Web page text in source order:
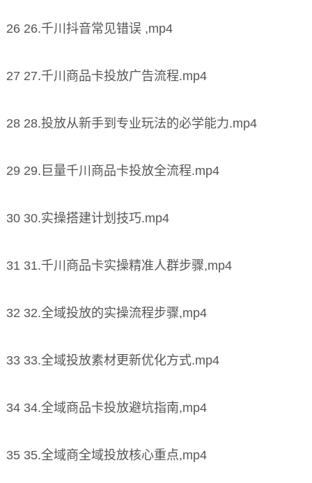
26 26.千川抖音常见错误 ,mp4
27 27.千川商品卡投放广告流程.mp4
28 28.投放从新手到专业玩法的必学能力.mp4
29 29.巨量千川商品卡投放全流程.mp4
30 30.实操搭建计划技巧.mp4
31 31.千川商品卡实操精准人群步骤,mp4
32 32.全域投放的实操流程步骤,mp4
33 33.全域投放素材更新优化方式.mp4
34 34.全域商品卡投放避坑指南,mp4
35 35.全域商全域投放核心重点,mp4